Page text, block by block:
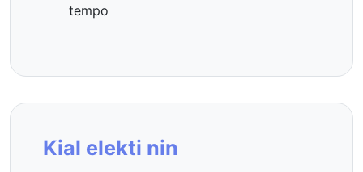
tempo
Kial elekti nin